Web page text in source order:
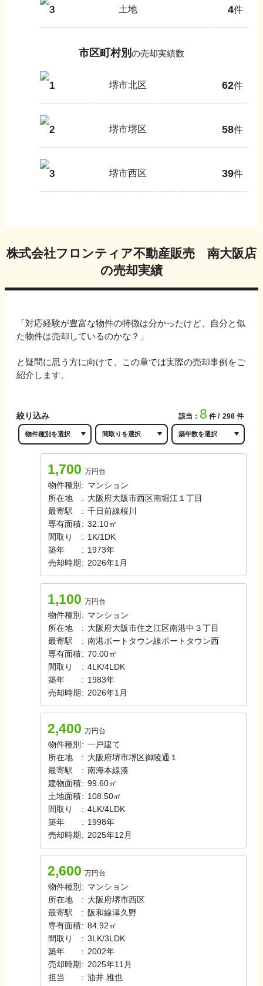
3 土地 4件
市区町村別 の売却実績数
1 堺市北区 62件
2 堺市堺区 58件
3 堺市西区 39件
株式会社フロンティア不動産販売 南大阪店
の売却実績
「対応経験が豊富な物件の特徴は分かったけど、自分と似
た物件は売却しているのかな？」
と疑問に思う方に向けて、この章では実際の売却事例をご
紹介します。
絞り込み 該当： 8 件 298 件
1,700 万円台
物件種別 : マンション
所在地
: 大阪府大阪市西区南堀江１丁目
最寄駅
: 千日前線桜川
専有面積: 32.10㎡
間取り
: 1K/1DK
築年
: 1973年
売却時期 : 2026年1月
1,100 万円台
物件種別 : マンション
所在地
: 大阪府大阪市住之江区南港中３丁目
最寄駅
: 南港ポートタウン線ポートタウン西
専有面積: 70.00㎡
間取り
: 4LK/4LDK
築年
: 1983年
売却時期 : 2026年1月
2,400 万円台
物件種別 : 一戸建て
所在地
: 大阪府堺市堺区御陵通１
最寄駅
: 南海本線湊
建物面積: 99.60㎡
土地面積: 108.50㎡
間取り
: 4LK/4LDK
築年
: 1998年
売却時期 : 2025年12月
2,600 万円台
物件種別 : マンション
所在地
: 大阪府堺市西区
最寄駅
: 阪和線津久野
専有面積: 84.92㎡
間取り
: 3LK/3LDK
築年
: 2002年
売却時期 : 2025年11月
担当
: 油井 雅也